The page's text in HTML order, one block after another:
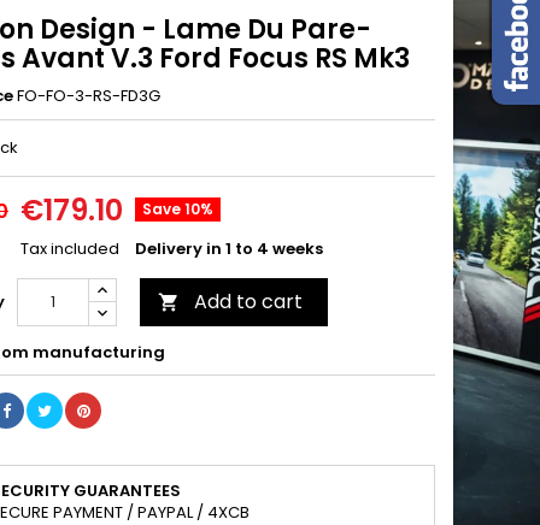
Design - Lame Du Pare-
Avant V.3 Ford Focus RS Mk3
FO-FO-3-RS-FD3G
€179.10 Save 10%
Tax included Delivery in 1 to 4 weeks
 Add to cart
manufacturing
GUARANTEES
PAYMENT / PAYPAL / 4XCB